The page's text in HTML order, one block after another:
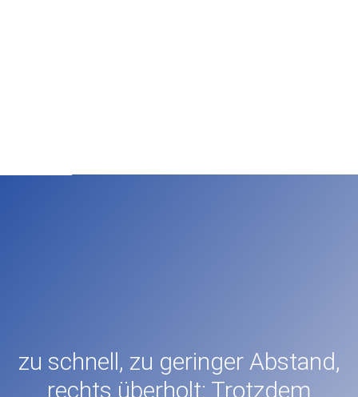
zu schnell, zu geringer Abstand,
rechts überholt: Trotzdem